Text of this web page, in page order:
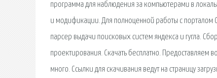
программа для наблюдения за компьютерами в
и модификации. Для полноценной работы с порталом
парсер выдачи поисковых систем яндекса и гугла.
проектирования. Скачать бесплатно.
много. Ссылки для скачивания ведут на страницу